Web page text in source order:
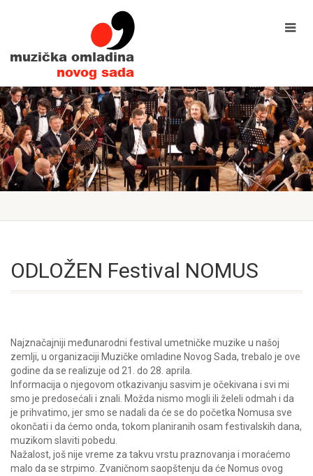
ODLOŽEN Festival NOMUS
Najznačajniji međunarodni festival umetničke muzike u našoj
zemlji, u organizaciji Muzičke omladine Novog Sada, trebalo je ove
godine da se realizuje od 21. do 28. aprila.
Informacija o njegovom otkazivanju sasvim je očekivana i svi mi
smo je predosećali i znali. Možda nismo mogli ili želeli odmah i da
je prihvatimo, jer smo se nadali da će se do početka Nomusa sve
okončati i da ćemo onda, tokom planiranih osam festivalskih dana,
muzikom slaviti pobedu.
Nažalost, još nije vreme za takvu vrstu praznovanja i moraćemo
malo da se strpimo. Zvaničnom saopštenju da će Nomus ovog